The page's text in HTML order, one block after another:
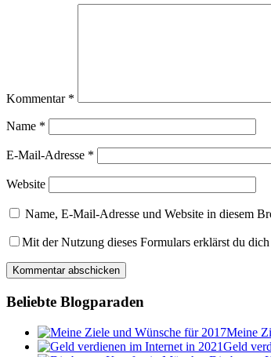
Kommentar *
Name *
E-Mail-Adresse *
Website
Name, E-Mail-Adresse und Website in diesem
Mit der Nutzung dieses Formulars erklärst du
Beliebte Blogparaden
Meine
Geld